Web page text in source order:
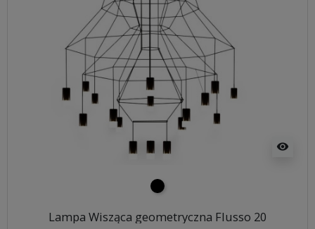
visibility
czarny
Lampa Wisząca geometryczna Flusso 20